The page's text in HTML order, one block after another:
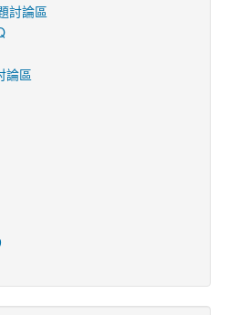
討論區
論區